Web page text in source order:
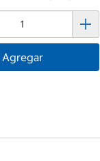
Agregar